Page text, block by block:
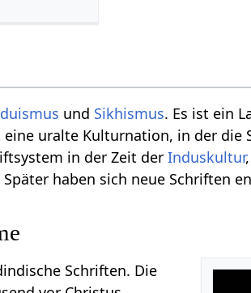
und Sikhismus. Es ist ein
uralte Kulturnation, in der die
in der Zeit derInduskultur
haben sich neue Schriften
Schriften. Die